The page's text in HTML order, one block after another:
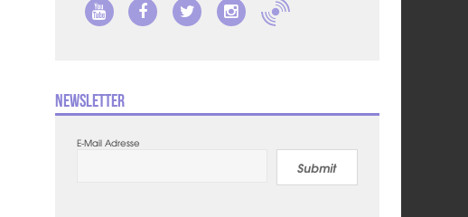
Newsletter
E-Mail Adresse
Submit